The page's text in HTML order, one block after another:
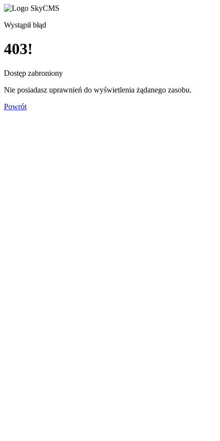
Wystąpił błąd
403!
Dostęp zabroniony
Nie posiadasz uprawnień do wyświetlenia żądanego zasobu.
Powrót